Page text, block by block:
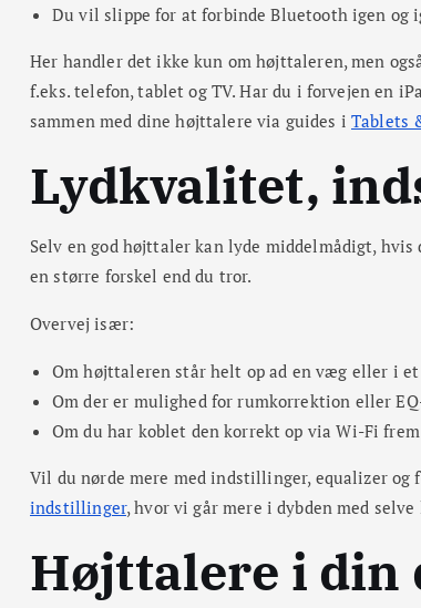
Du vil slippe for at forbinde Bluetooth igen og
Her handler det ikke kun om højttaleren, men
f.eks. telefon, tablet og TV. Har du i forvejen en
sammen med dine højttalere via guides i Tablets
Lydkvalitet,
Selv en god højttaler kan lyde middelmådigt,
en større forskel end du tror.
Overvej især:
Om højttaleren står helt op ad en væg eller i
Om der er mulighed for rumkorrektion eller
Om du har koblet den korrekt op via Wi-Fi
Vil du nørde mere med indstillinger, equalizer og
indstillinger, hvor vi går mere i dybden med selve
Højttalere i din